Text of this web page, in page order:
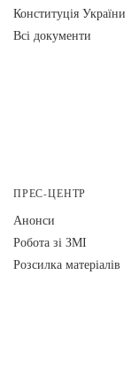
Конституція України
Всі документи
ПРЕС-ЦЕНТР
Анонси
Робота зі ЗМІ
Розсилка матеріалів